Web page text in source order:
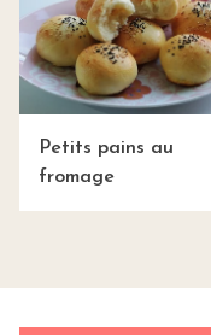
Petits pains au
fromage